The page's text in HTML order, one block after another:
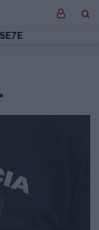
SE7E